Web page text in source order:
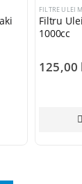
ÎN COȘ
FILTRE ULEI
Filtru
1000cc
125,00